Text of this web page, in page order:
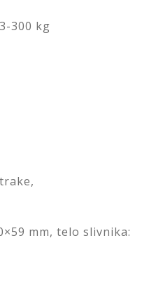
300 kg
mm, telo slivnika: